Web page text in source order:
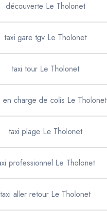
découverte Le Tholonet
taxi gare tgv Le Tholonet
taxi tour Le Tholonet
en charge de colis Le Tholonet
taxi plage Le Tholonet
professionnel Le Tholonet
taxi aller retour Le Tholonet